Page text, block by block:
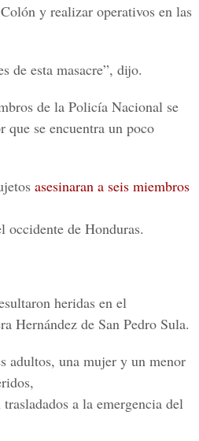
y realizar operativos en las
de esta masacre”, dijo.
de la Policía Nacional se
que se encuentra un poco
asesinaran a seis miembros
occidente de Honduras.
heridas en el
Hernández de San Pedro Sula.
adultos, una mujer y un menor
a la emergencia del